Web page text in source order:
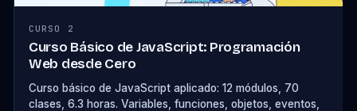
CURSO 2
Curso Básico de JavaScript: Programación
Web desde Cero
Curso básico de JavaScript aplicado: 12 módulos, 70
clases, 6.3 horas. Variables, funciones, objetos, eventos,